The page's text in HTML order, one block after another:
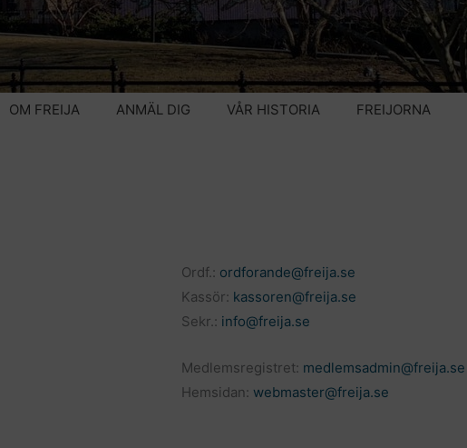
OM FREIJA ANMÄL DIG VÅR HISTORIA FREIJORNA
Ordf.: ordforande@freija.se
Kassör: kassoren@freija.se
Sekr.: info@freija.se
Medlemsregistret: medlemsadmin@freija.se
Hemsidan: webmaster@freija.se